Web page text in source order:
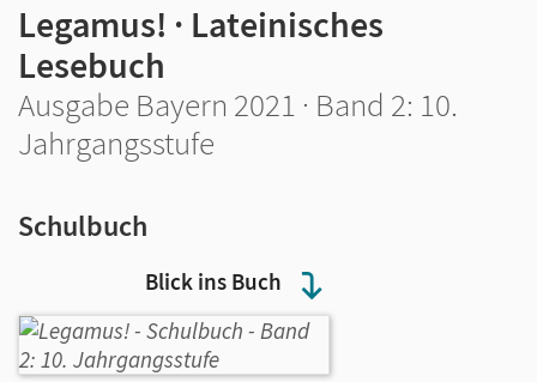
Blick ins Buch
Legamus! · Lateinisches
Lesebuch
Ausgabe Bayern 2021 · Band 2: 10.
Jahrgangsstufe
Schulbuch